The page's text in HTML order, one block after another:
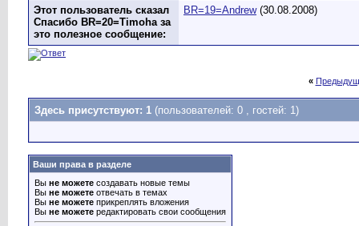
Этот пользователь сказал
Спасибо BR=20=Timoha за
это полезное сообщение:
BR=19=Andrew(30.08.2008)
«
Здесь присутствуют: 1 (пользователей: 0 , гостей: 1)
Ваши права в разделе
Вы не можете создавать новые темы
Вы не можете отвечать в темах
Вы не можете прикреплять вложения
Вы не можете редактировать свои сообщения